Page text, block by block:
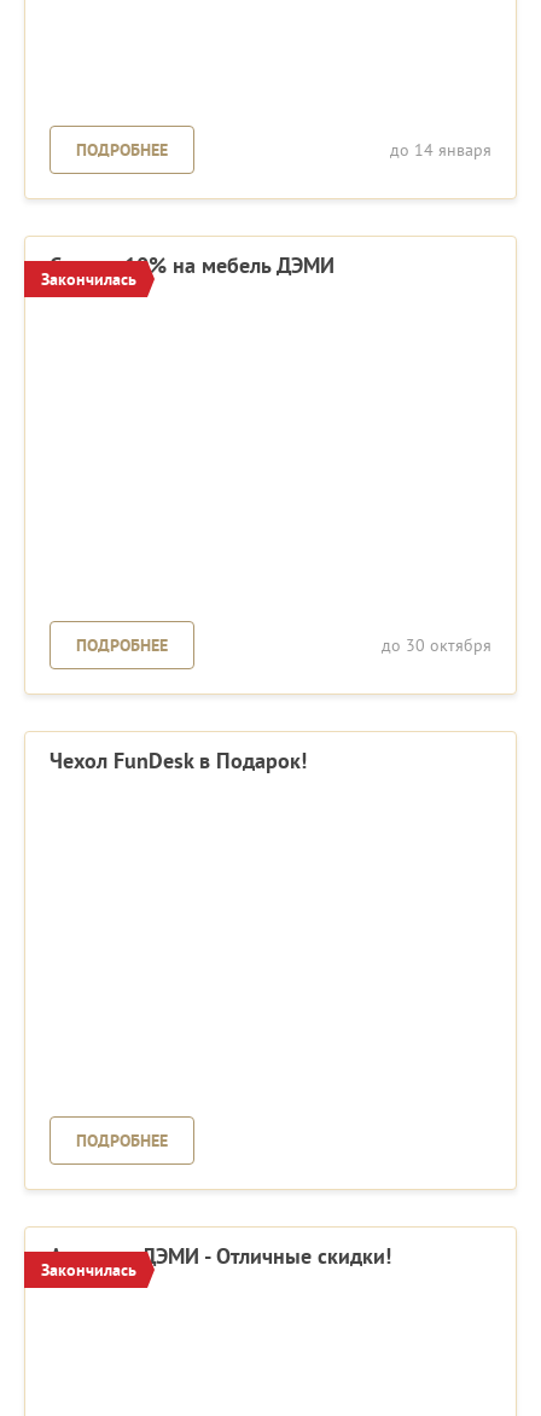
ПОДРОБНЕЕ до 14 января
Закончилась
Скидка 10% на мебель ДЭМИ
ПОДРОБНЕЕ до 30 октября
Чехол FunDesk в Подарок!
ПОДРОБНЕЕ
Закончилась
Акция от ДЭМИ - Отличные скидки!